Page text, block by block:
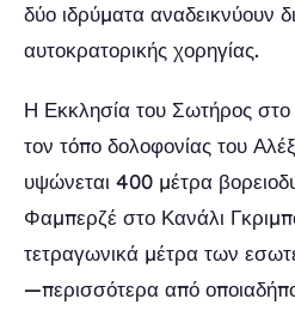
δύο ιδρύματα αναδεικνύουν
αυτοκρατορικής χορηγίας.
Η Εκκλησία του Σωτήρος στο
τον τόπο δολοφονίας του
υψώνεται 400 μέτρα
Φαμπερζέ στο Κανάλι
τετραγωνικά μέτρα των
—περισσότερα από